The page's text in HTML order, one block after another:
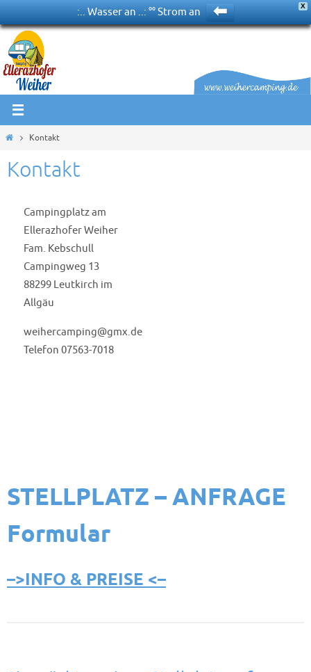
X
:.. Wasser an ..: °° Strom an ⬅
Zum
Inhalt
springen
StartKontakt
Kontakt
Campingplatz am
Ellerazhofer Weiher
Fam. Kebschull
Campingweg 13
88299 Leutkirch im
Allgäu
weihercamping@gmx.de
Telefon 07563-7018
STELLPLATZ – ANFRAGE
Formular
–>INFO & PREISE <–